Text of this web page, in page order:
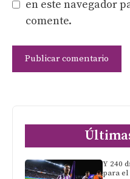
en este navegador
comente.
Y 240
para el